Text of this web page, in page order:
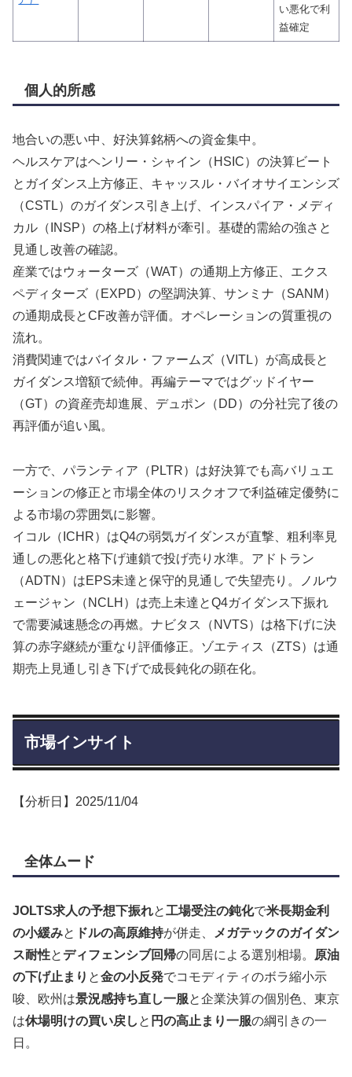
い悪化で利
益確定
個人的所感
地合いの悪い中、好決算銘柄への資金集中。
ヘルスケアはヘンリー・シャイン（HSIC）の決算ビート
とガイダンス上方修正、キャッスル・バイオサイエンシズ
（CSTL）のガイダンス引き上げ、インスパイア・メディ
カル（INSP）の格上げ材料が牽引。基礎的需給の強さと
見通し改善の確認。
産業ではウォーターズ（WAT）の通期上方修正、エクス
ペディターズ（EXPD）の堅調決算、サンミナ（SANM）
の通期成長とCF改善が評価。オペレーションの質重視の
流れ。
消費関連ではバイタル・ファームズ（VITL）が高成長と
ガイダンス増額で続伸。再編テーマではグッドイヤー
（GT）の資産売却進展、デュポン（DD）の分社完了後の
再評価が追い風。
一方で、パランティア（PLTR）は好決算でも高バリュエ
ーションの修正と市場全体のリスクオフで利益確定優勢に
よる市場の雰囲気に影響。
イコル（ICHR）はQ4の弱気ガイダンスが直撃、粗利率見
通しの悪化と格下げ連鎖で投げ売り水準。アドトラン
（ADTN）はEPS未達と保守的見通しで失望売り。ノルウ
ェージャン（NCLH）は売上未達とQ4ガイダンス下振れ
で需要減速懸念の再燃。ナビタス（NVTS）は格下げに決
算の赤字継続が重なり評価修正。ゾエティス（ZTS）は通
期売上見通し引き下げで成長鈍化の顕在化。
市場インサイト
【分析日】2025/11/04
全体ムード
JOLTS求人の予想下振れと工場受注の鈍化で米長期金利
の小緩みと ドルの高原維持が併走、 メガテックのガイダン
ス耐性と ディフェンシブ回帰の同居による選別相場。 原油
の下げ止まり と金の小反発でコモディティのボラ縮小示
唆、欧州は景況感持ち直し一服と企業決算の個別色、東京
は休場明けの買い戻し と 円の高止まり一服の綱引きの一
日。